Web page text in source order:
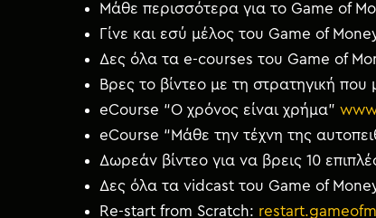
Μάθε περισσότερα για το Game of
Γίνε και εσύ μέλος του Game of
Δες όλα τα e-courses του Game of
Βρες το βίντεο με τη στρατηγική
eCourse “Ο χρόνος είναι χρήμα”
eCourse “Μάθε την τέχνη της
Δωρεάν βίντεο για να βρεις 10
Δες όλα τα vidcast του Game of
Re-start from Scratch: